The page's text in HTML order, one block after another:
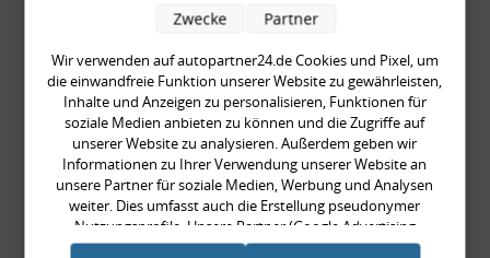
Zum Artikel
Rückleuchtenband mit
Blinker, rot, US-Ecken,
Audi 80 Cabrio, Typ 89,
OE-Nr.: 8G0945225 +
8G0945225C
999,99 €
Wir verwenden auf autopartner24.de Cookies und Pixel, um
die einwandfreie Funktion unserer Website zu gewährleisten,
Inhalte und Anzeigen zu personalisieren, Funktionen für
soziale Medien anbieten zu können und die Zugriffe auf
unserer Website zu analysieren. Außerdem geben wir
Informationen zu Ihrer Verwendung unserer Website an
unsere Partner für soziale Medien, Werbung und Analysen
weiter. Dies umfasst auch die Erstellung pseudonymer
Nutzungsprofile. Unsere Partner (Google Advertising
Products) führen diese Informationen möglicherweise mit
Zwecke Partner